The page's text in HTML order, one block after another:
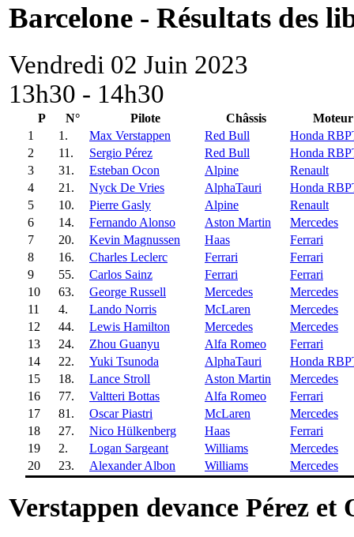
Barcelone - Résultats des
Vendredi 02 Juin 2023
13h30 - 14h30
P N° Pilote Châssis
Moteur
1
1. Max Verstappen Red Bull
Honda
2
11. Sergio Pérez Red Bull
Honda
3
31. Esteban Ocon Alpine
Renault
4
21. Nyck De Vries AlphaTauri
Honda
5
10. Pierre Gasly Alpine
Renault
6
14. Fernando Alonso Aston Martin
Mercedes
7
20. Kevin Magnussen Haas
Ferrari
8
16. Charles Leclerc Ferrari
Ferrari
9
55. Carlos Sainz Ferrari
Ferrari
10
63. George Russell Mercedes
Mercedes
11
4. Lando Norris McLaren
Mercedes
12
44. Lewis Hamilton Mercedes
Mercedes
13
24. Zhou Guanyu Alfa Romeo
Ferrari
14
22. Yuki Tsunoda AlphaTauri
Honda
15
18. Lance Stroll Aston Martin
Mercedes
16
77. Valtteri Bottas Alfa Romeo
Ferrari
17
81. Oscar Piastri McLaren
Mercedes
18
27. Nico Hülkenberg Haas
Ferrari
19
2. Logan Sargeant Williams
Mercedes
20
23. Alexander Albon Williams Mercedes
Verstappen devance Pérez et